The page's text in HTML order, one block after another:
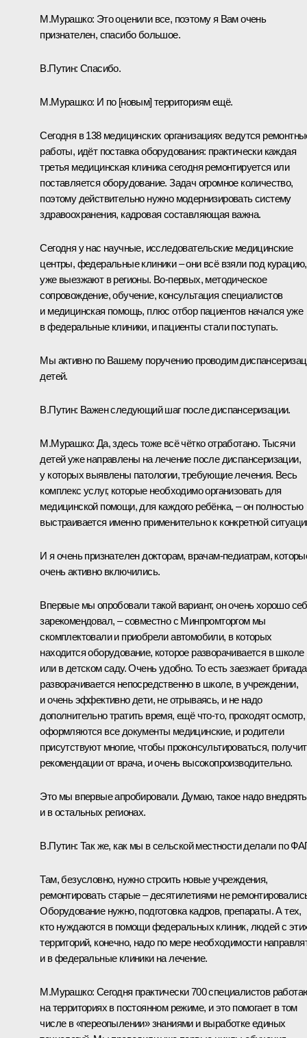
М.Мурашко: Это оценили все, поэтому я Вам очень
признателен, спасибо большое.
В.Путин: Спасибо.
М.Мурашко: И по [новым] территориям ещё.
Сегодня в 138 медицинских организациях ведутся
работы, идёт поставка оборудования: практически каждая
третья медицинская клиника сегодня ремонтируется или
поставляется оборудование. Задач огромное количество,
поэтому действительно нужно модернизировать систему
здравоохранения, кадровая составляющая важна.
Сегодня у нас научные, исследовательские медицинские
центры, федеральные клиники – они всё взяли под курацию,
уже выезжают в регионы. Во-первых, методическое
сопровождение, обучение, консультация специалистов
и медицинская помощь, плюс отбор пациентов начался уже
в федеральные клиники, и пациенты стали поступать.
Мы активно по Вашему поручению проводим
детей.
В.Путин: Важен следующий шаг после диспансеризации.
М.Мурашко: Да, здесь тоже всё чётко отработано. Тысячи
детей уже направлены на лечение после диспансеризации,
у которых выявлены патологии, требующие лечения. Весь
комплекс услуг, которые необходимо организовать для
медицинской помощи, для каждого ребёнка, – он полностью
выстраивается именно применительно к конкретной
И я очень признателен докторам, врачам-педиатрам,
очень активно включились.
Впервые мы опробовали такой вариант, он очень хорошо
зарекомендовал, – совместно с Минпромторгом мы
скомплектовали и приобрели автомобили, в которых
находится оборудование, которое разворачивается в школе
или в детском саду. Очень удобно. То есть заезжает
разворачивается непосредственно в школе, в учреждении,
и очень эффективно дети, не отрываясь, и не надо
дополнительно тратить время, ещё что-то, проходят осмотр,
оформляются все документы медицинские, и родители
присутствуют многие, чтобы проконсультироваться,
рекомендации от врача, и очень высокопроизводительно.
Это мы впервые апробировали. Думаю, такое надо внедрять
и в остальных регионах.
В.Путин: Так же, как мы в сельской местности делали по
Там, безусловно, нужно строить новые учреждения,
ремонтировать старые – десятилетиями не
Оборудование нужно, подготовка кадров, препараты. А тех,
кто нуждаются в помощи федеральных клиник, людей с
территорий, конечно, надо по мере необходимости
и в федеральные клиники на лечение.
М.Мурашко: Сегодня практически 700 специалистов
на территориях в постоянном режиме, и это помогает в том
числе в «переопылении» знаниями и выработке единых